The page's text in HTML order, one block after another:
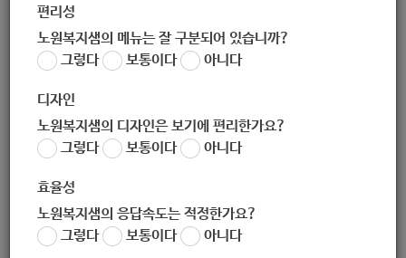
주간 인기검색어
한눈으로 보는 복지 정보
편리성
노원복지샘의 메뉴는 잘 구분되어 있습니까?
그렇다
보통이다 아니다
디자인
노원복지샘의 디자인은 보기에 편리한가요?
그렇다
보통이다 아니다
효율성
노원복지샘의 응답속도는 적정한가요?
그렇다
보통이다 아니다
노원구청 감사담당관
담당 복지 서비스